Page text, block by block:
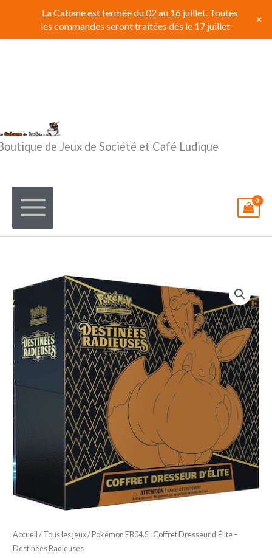
contenu
de Jeux de Société et Café Ludique
Accueil / Tous les jeux/ Pokémon EB04.5 : Coffret Dresseur d’Élite –
Destinées Radieuses
La Cabane est fermée du 02 au 16 juillet. Toutes
les commandes seront traitées dés le 17 juillet
+